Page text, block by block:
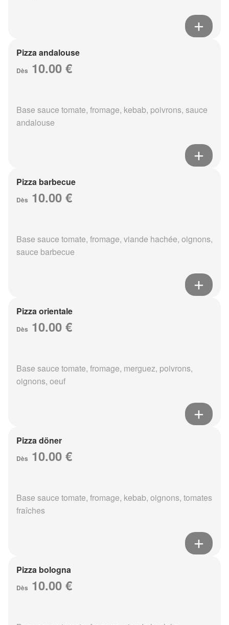
Pizza andalouse
Dès 10.00 €
Base sauce tomate, fromage, kebab, poivrons, sauce
andalouse
Pizza barbecue
Dès 10.00 €
Base sauce tomate, fromage, viande hachée, oignons,
sauce barbecue
Pizza orientale
Dès 10.00 €
Base sauce tomate, fromage, merguez, poivrons,
oignons, oeuf
Pizza döner
Dès 10.00 €
Base sauce tomate, fromage, kebab, oignons, tomates
fraîches
Pizza bologna
Dès 10.00 €